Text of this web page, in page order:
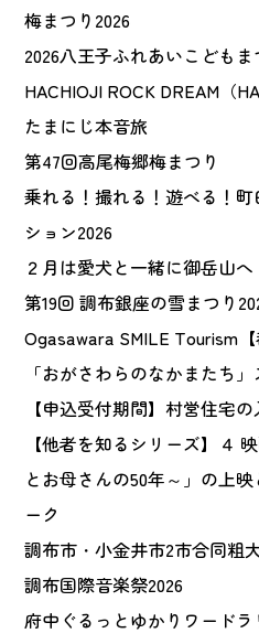
梅まつり2026
2026八王子ふれあいこどもま
HACHIOJI ROCK DREAM（
たまにじ本音旅
第47回高尾梅郷梅まつり
乗れる！撮れる！遊べる！
ション2026
２月は愛犬と一緒に御岳山へ
第19回 調布銀座の雪まつり
Ogasawara SMILE Tourism
「おがさわらのなかまたち」
【申込受付期間】村営住宅
【他者を知るシリーズ】４
とお母さんの50年～」の上
ーク
調布市・小金井市2市合同粗
調布国際音楽祭2026
府中ぐるっとゆかりワードラ